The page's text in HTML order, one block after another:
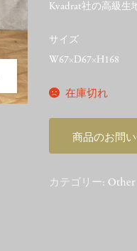
Kvadrat社の高級生
サイズ
W67×D67×H168
在庫切れ
商品のお問
カテゴリー: Other